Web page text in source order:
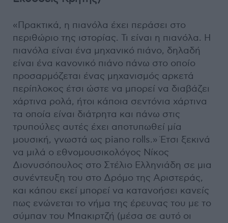
«Πρακτικά, η πιανόλα έχει περάσει στο
περιθώριο της ιστορίας. Τι είναι η πιανόλα. Η
πιανόλα είναι ένα μηχανικό πιάνο, δηλαδή
είναι ένα κανονικό πιάνο πάνω στο οποίο
προσαρμόζεται ένας μηχανισμός αρκετά
περίπλοκος έτσι ώστε να μπορεί να διαβάζει
χάρτινα ρολά, ήτοι κάποια σεντόνια χάρτινα
τα οποία είναι διάτρητα και πάνω στις
τρυπούλες αυτές έχει αποτυπωθεί μία
μουσική, γνωστά ως piano rolls.» Έτσι ξεκινά
να μιλά ο εθνομουσικολόγος Νίκος
Διονυσόπουλος στο Στέλιο Ελληνιάδη σε μια
συνέντευξη του στο Δρόμο της Αριστεράς,
και κάπου εκεί μπορεί να κατανοήσει κανείς
πως ενώνεται το νήμα της έρευνας του με το
σύμπαν του Μπακιρτζή (μέσα σε αυτό οι